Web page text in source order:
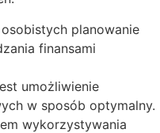
planowanie
finansami
umożliwienie
w sposób optymalny.
wykorzystywania